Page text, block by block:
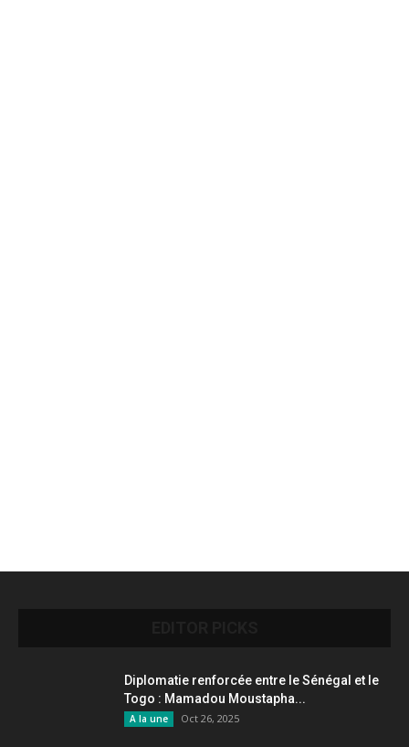
Diplomatie renforcée entre le Sénégal et le
Togo : Mamadou Moustapha...
A la une Oct 26, 2025